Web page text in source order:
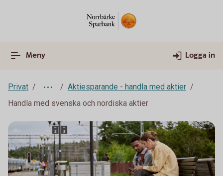
Meny Logga in
Privat
Aktiesparande - handla med aktier
Handla med svenska och nordiska aktier